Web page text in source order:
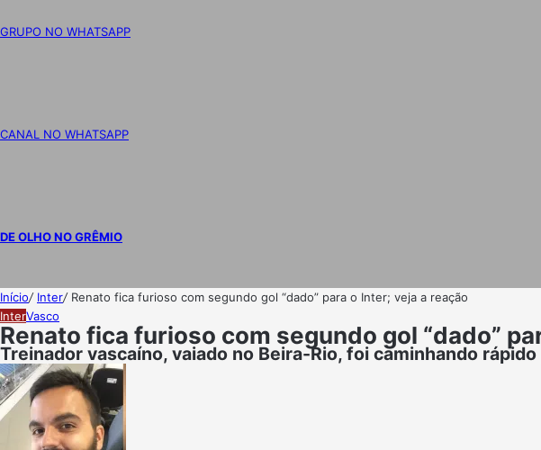
GRUPO NO WHATSAPP
CANAL NO WHATSAPP
DE OLHO NO GRÊMIO
Início/ Inter/ Renato fica furioso com segundo gol “dado” para o Inter; veja a reação
InterVasco
Renato fica furioso com segundo gol “dado”
Treinador vascaíno, vaiado no Beira-Rio, foi caminhando